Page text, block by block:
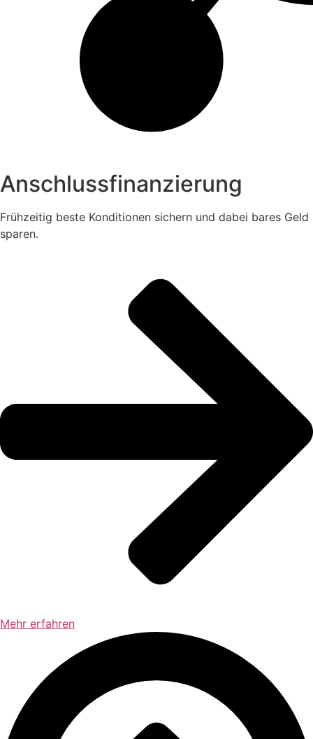
Anschlussfinanzierung
Frühzeitig beste Konditionen sichern und dabei bares Geld
sparen.
Mehr erfahren